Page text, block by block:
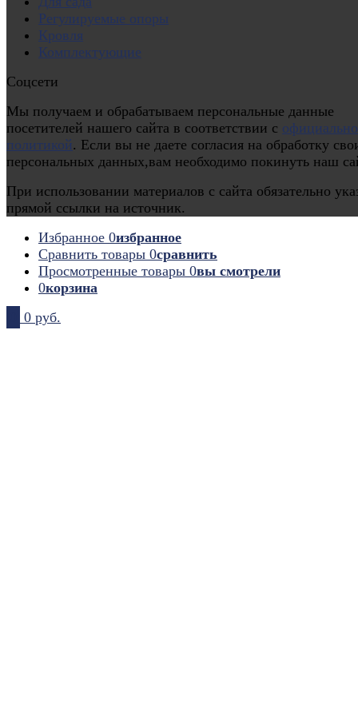
Регулируемые опоры
Кровля
Комплектующие
Соцсети
Мы получаем и обрабатываем персональные данные
посетителей нашего сайта в соответствии с
политикой. Если вы не даете согласия на обработку
персональных данных,вам необходимо покинуть наш
При использовании материалов с сайта обязательно
прямой ссылки на источник.
Избранное 0избранное
Сравнить товары 0сравнить
Просмотренные товары 0вы смотрели
0корзина
0 руб.